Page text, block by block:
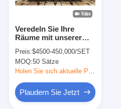
Veredeln Sie Ihre
Räume mit unserer
Solid Wood
Commercial Collection
- wo zeitlose Eleganz
Haltbarkeit trifft.
Preis:$4500-450,000/SET
MOQ:50 Sätze
Holen Sie sich aktuelle Preis
Plaudern Sie Jetzt